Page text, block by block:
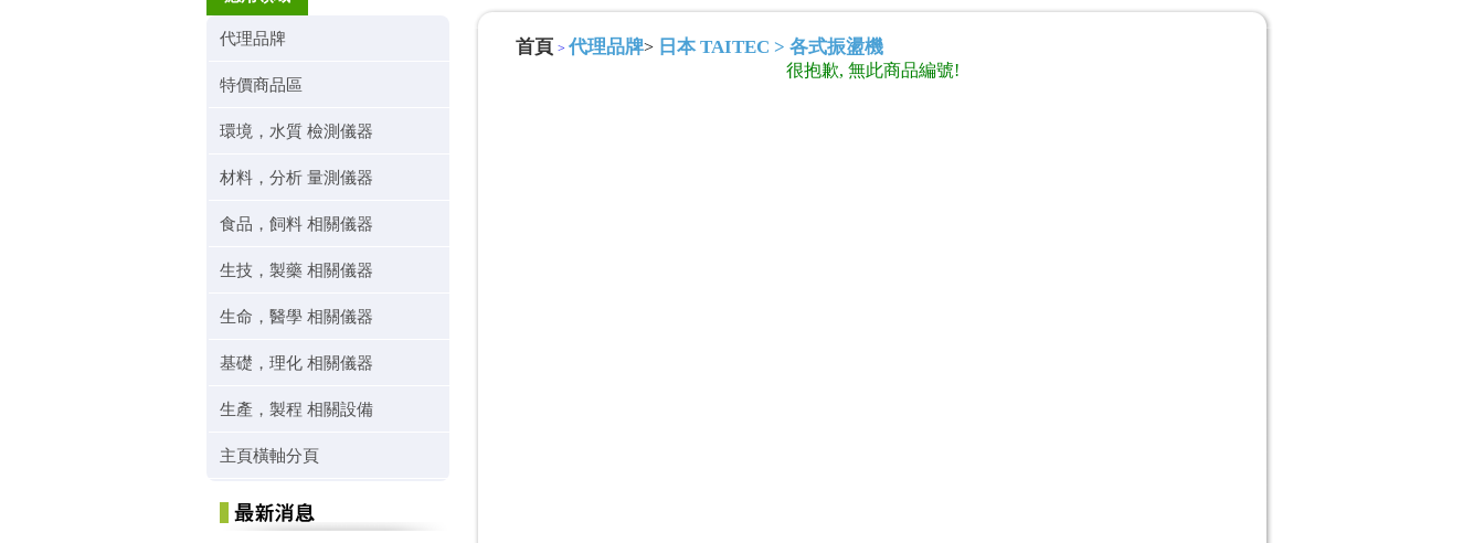
代理品牌
特價商品區
環境，水質 檢測儀器
材料，分析 量測儀器
食品，飼料 相關儀器
生技，製藥 相關儀器
生命，醫學 相關儀器
基礎，理化 相關儀器
生產，製程 相關設備
主頁橫軸分頁
首頁 > 代理品牌> 日本 TAITEC > 各式振盪機
很抱歉, 無此商品編號!